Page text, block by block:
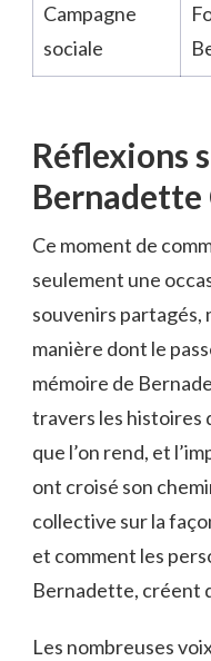
Campagne
sociale
Réflexions
Bernadette
Ce moment de
seulement une
souvenirs partagés,
manière dont le
mémoire de
travers les histoires
que l’on rend, et
ont croisé son
collective sur la
et comment les
Bernadette, créent
Les nombreuses